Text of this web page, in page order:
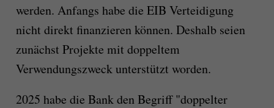
werden. Anfangs habe die EIB Verteidigung
nicht direkt finanzieren können. Deshalb seien
zunächst Projekte mit doppeltem
Verwendungszweck unterstützt worden.
2025 habe die Bank den Begriff "doppelter